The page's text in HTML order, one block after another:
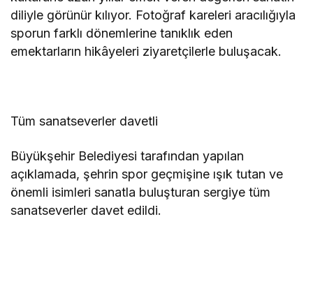
diliyle görünür kılıyor. Fotoğraf kareleri aracılığıyla
sporun farklı dönemlerine tanıklık eden
emektarların hikâyeleri ziyaretçilerle buluşacak.
Tüm sanatseverler davetli
Büyükşehir Belediyesi tarafından yapılan
açıklamada, şehrin spor geçmişine ışık tutan ve
önemli isimleri sanatla buluşturan sergiye tüm
sanatseverler davet edildi.